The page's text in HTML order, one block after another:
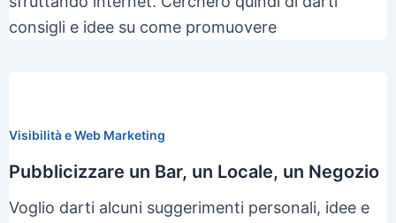
consigli e idee su come promuovere
Visibilità e Web Marketing
Pubblicizzare un Bar, un Locale, un Negozio
Voglio darti alcuni suggerimenti personali, idee e